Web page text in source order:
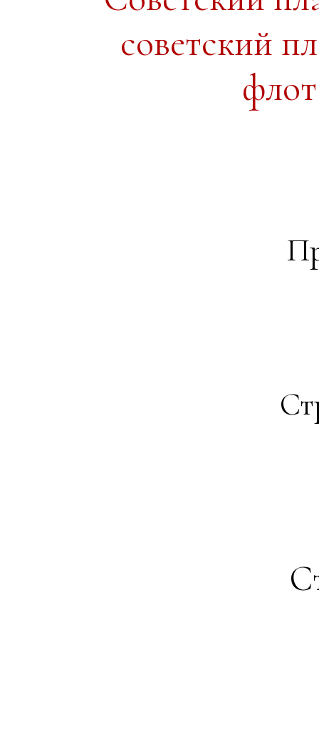
советский